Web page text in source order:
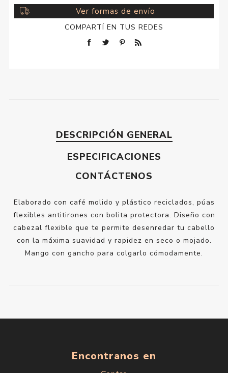
Ver formas de envío
COMPARTÍ EN TUS REDES
DESCRIPCIÓN GENERAL
ESPECIFICACIONES
CONTÁCTENOS
Elaborado con café molido y plástico reciclados, púas
flexibles antitirones con bolita protectora. Diseño con
cabezal flexible que te permite desenredar tu cabello
con la máxima suavidad y rapidez en seco o mojado.
Mango con gancho para colgarlo cómodamente.
Encontranos en